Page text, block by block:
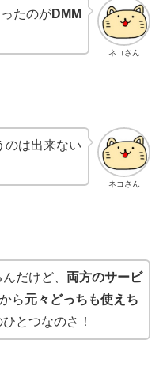
ネコさん
たのがDMM
ネコさん
のは出来ない
だけど、 両方のサービ
ら元々どっちも使えち
ひとつなのさ！